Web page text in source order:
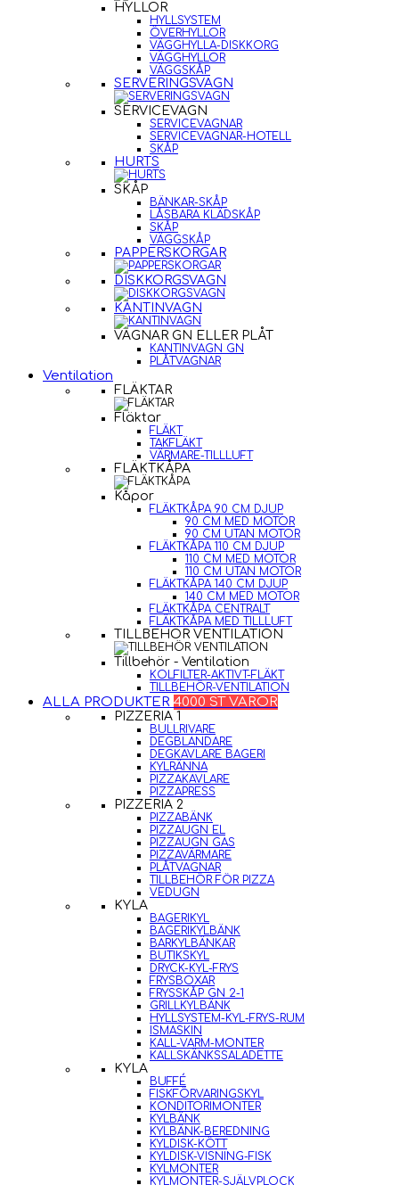
HYLLOR
HYLLSYSTEM
ÖVERHYLLOR
VÄGGHYLLA-DISKKORG
VÄGGHYLLOR
VÄGGSKÅP
SERVERINGSVAGN
SERVICEVAGN
SERVICEVAGNAR
SERVICEVAGNAR-HOTELL
SKÅP
HURTS
SKÅP
BÄNKAR-SKÅP
LÅSBARA KLÄDSKÅP
SKÅP
VÄGGSKÅP
PAPPERSKORGAR
DISKKORGSVAGN
KANTINVAGN
VAGNAR GN ELLER PLÅT
KANTINVAGN GN
PLÅTVAGNAR
Ventilation
FLÄKTAR
Fläktar
FLÄKT
TAKFLÄKT
VÄRMARE-TILLLUFT
FLÄKTKÅPA
Kåpor
FLÄKTKÅPA 90 CM DJUP
90 CM MED MOTOR
90 CM UTAN MOTOR
FLÄKTKÅPA 110 CM DJUP
110 CM MED MOTOR
110 CM UTAN MOTOR
FLÄKTKÅPA 140 CM DJUP
140 CM MED MOTOR
FLÄKTKÅPA CENTRALT
FLÄKTKÅPA MED TILLLUFT
TILLBEHÖR VENTILATION
Tillbehör - Ventilation
KOLFILTER-AKTIVT-FLÄKT
TILLBEHÖR-VENTILATION
ALLA PRODUKTER 4000 ST VAROR
PIZZERIA 1
BULLRIVARE
DEGBLANDARE
DEGKAVLARE BAGERI
KYLRÄNNA
PIZZAKAVLARE
PIZZAPRESS
PIZZERIA 2
PIZZABÄNK
PIZZAUGN EL
PIZZAUGN GAS
PIZZAVÄRMARE
PLÅTVAGNAR
TILLBEHÖR FÖR PIZZA
VEDUGN
KYLA
BAGERIKYL
BAGERIKYLBÄNK
BARKYLBÄNKAR
BUTIKSKYL
DRYCK-KYL-FRYS
FRYSBOXAR
FRYSSKÅP GN 2-1
GRILLKYLBÄNK
HYLLSYSTEM-KYL-FRYS-RUM
ISMASKIN
KALL-VARM-MONTER
KALLSKÄNKSSALADETTE
KYLA
BUFFÉ
FISKFÖRVARINGSKYL
KONDITORIMONTER
KYLBÄNK
KYLBÄNK-BEREDNING
KYLDISK-KÖTT
KYLDISK-VISNING-FISK
KYLMONTER
KYLMONTER-SJÄLVPLOCK